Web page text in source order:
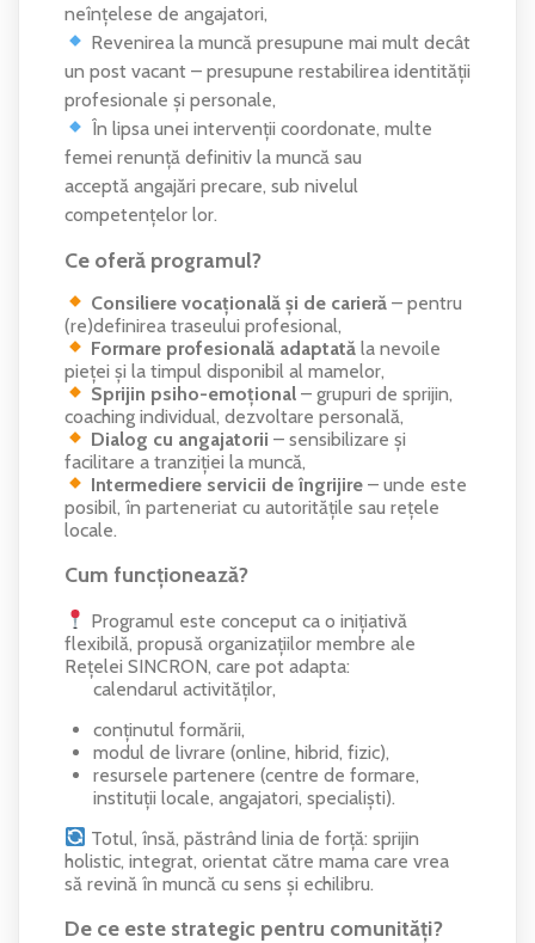
neînțelese de angajatori,
Revenirea la muncă presupune mai mult decât
un post vacant – presupune restabilirea identității
profesionale și personale,
În lipsa unei intervenții coordonate, multe
femei renunță definitiv la muncă sau
acceptă angajări precare, sub nivelul
competențelor lor.
Ce oferă programul?
Consiliere vocațională și de carieră – pentru
(re)definirea traseului profesional,
Formare profesională adaptată la nevoile
pieței și la timpul disponibil al mamelor,
Sprijin psiho-emoțional– grupuri de sprijin,
coaching individual, dezvoltare personală,
Dialog cu angajatorii – sensibilizare și
facilitare a tranziției la muncă,
Intermediere servicii de îngrijire– unde este
posibil, în parteneriat cu autoritățile sau rețele
locale.
Cum funcționează?
Programul este conceput ca o inițiativă
flexibilă, propusă organizațiilor membre ale
Rețelei SINCRON, care pot adapta:
calendarul activităților,
conținutul formării,
modul de livrare (online, hibrid, fizic),
resursele partenere (centre de formare,
instituții locale, angajatori, specialiști).
Totul, însă, păstrând linia de forță: sprijin
holistic, integrat, orientat către mama care vrea
să revină în muncă cu sens și echilibru.
De ce este strategic pentru comunități?